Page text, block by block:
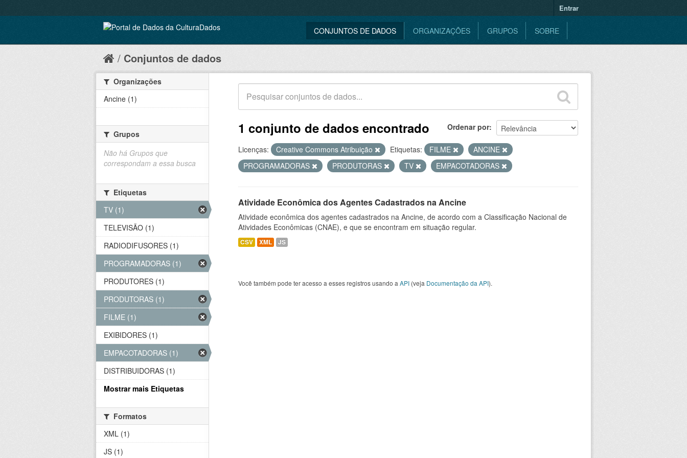
Entrar
CONJUNTOS DE DADOS ORGANIZAÇÕES GRUPOS SOBRE
Conjuntos de dados
Ordenar por
1 conjunto de dados encontrado
Licenças: Creative Commons Atribuição Etiquetas: FILME
ANCINE
PROGRAMADORAS
PRODUTORAS TV EMPACOTADORAS
Atividade Econômica dos Agentes Cadastrados na Ancine
Atividade econômica dos agentes cadastrados na Ancine, de acordo com a Classificação Nacional de
Atividades Econômicas (CNAE), e que se encontram em situação regular.
CSV XML JS
Você também pode ter acesso a esses registros usando a API (veja Documentação da API).
Organizações
Ancine (1)
Grupos
Não há Grupos que
correspondam a essa busca
Etiquetas
TV (1)
TELEVISÃO (1)
RADIODIFUSORES (1)
PROGRAMADORAS (1)
PRODUTORES (1)
PRODUTORAS (1)
FILME (1)
EXIBIDORES (1)
EMPACOTADORAS (1)
DISTRIBUIDORAS (1)
Mostrar mais Etiquetas
Formatos
XML (1)
JS (1)